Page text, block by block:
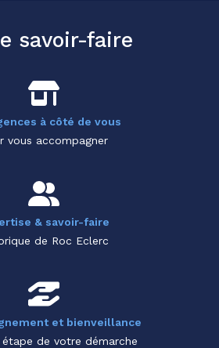
savoir-faire
à côté de vous
vous accompagner
& savoir-faire
de Roc Eclerc
et bienveillance
étape de votre démarche